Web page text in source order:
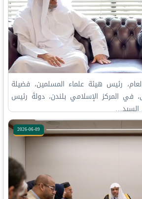
رئيس هيئة علماء المسلمين، فضيلة
في المركز الإسلامي بلندن، دولةَ رئيس
السيد…
2026-06-09